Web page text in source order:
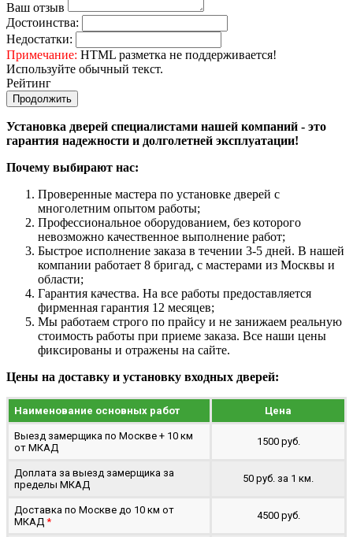
Ваш отзыв
Достоинства:
Недостатки:
Примечание: HTML разметка не поддерживается!
Используйте обычный текст.
Рейтинг
Продолжить
Установка дверей специалистами нашей компаний - это
гарантия надежности и долголетней эксплуатации!
Почему выбирают нас:
Проверенные мастера по установке дверей с
многолетним опытом работы;
Профессиональное оборудованием, без которого
невозможно качественное выполнение работ;
Быстрое исполнение заказа в течении 3-5 дней. В нашей
компании работает 8 бригад, с мастерами из Москвы и
области;
Гарантия качества. На все работы предоставляется
фирменная гарантия 12 месяцев;
Мы работаем строго по прайсу и не занижаем реальную
стоимость работы при приеме заказа. Все наши цены
фиксированы и отражены на сайте.
Цены на доставку и установку входных дверей:
Наименование основных работ Цена
Выезд замерщика по Москве + 10 км
от МКАД
1500 руб.
Доплата за выезд замерщика за
пределы МКАД
50 руб. за 1 км.
Доставка по Москве до 10 км от
МКАД *
4500 руб.